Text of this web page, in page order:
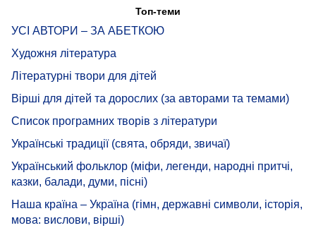
Топ-теми
УСІ АВТОРИ – ЗА АБЕТКОЮ
Художня література
Літературні твори для дітей
Вірші для дітей та дорослих (за авторами та темами)
Список програмних творів з літератури
Українські традиції (свята, обряди, звичаї)
Український фольклор (міфи, легенди, народні притчі,
казки, балади, думи, пісні)
Наша країна – Україна (гімн, державні символи, історія,
мова: вислови, вірші)